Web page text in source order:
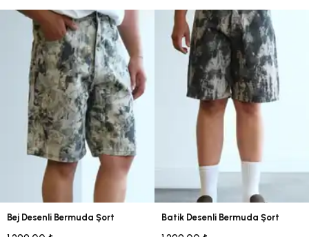
Bej Desenli Bermuda Şort Batik Desenli Bermuda Şort